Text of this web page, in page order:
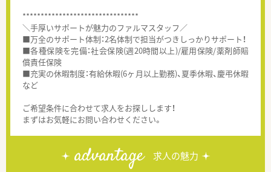
********************************
＼手厚いサポートが魅力のファルマスタッフ／
■万全のサポート体制：2名体制で担当がつきしっかりサポート！
■各種保険を完備：社会保険(週20時間以上)/雇用保険/薬剤師賠
償責任保険
■充実の休暇制度：有給休暇(6ヶ月以上勤務)、夏季休暇、慶弔休暇
など
ご希望条件に合わせて求人をお探しします！
まずはお気軽にお問い合わせください。
advantage 求人の魅力